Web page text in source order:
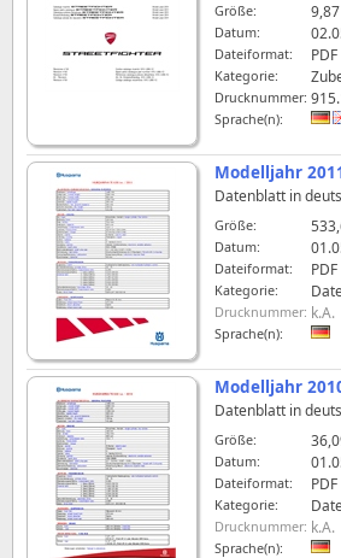
Größe:
Datum:
Dateiformat:
Kategorie:
Drucknummer:
Sprache(n):
Modelljahr
Datenblatt in
Größe:
Datum:
Dateiformat:
Kategorie:
Drucknummer: k.A.
Sprache(n):
Modelljahr
Datenblatt in
Größe:
Datum:
Dateiformat:
Kategorie:
Drucknummer: k.A.
Sprache(n):